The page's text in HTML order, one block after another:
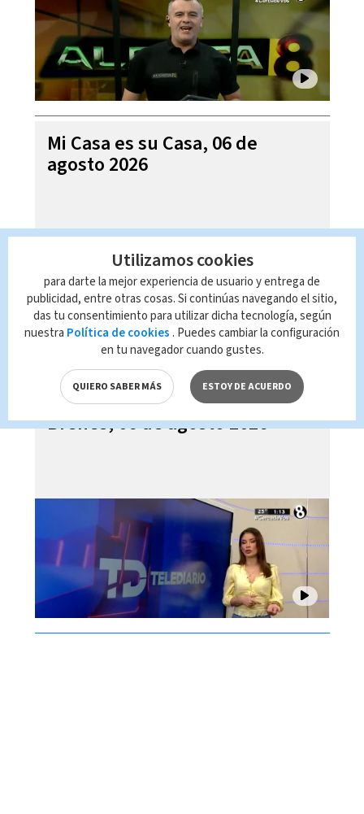
Mi Casa es su Casa, 06 de
agosto 2026
Telediario En Directo con Paula
Brenes, 06 de agosto 2026
Utilizamos cookies
para darte la mejor experiencia de usuario y entrega de
publicidad, entre otras cosas. Si continúas navegando el sitio,
das tu consentimiento para utilizar dicha tecnología, según
nuestra Política de cookies . Puedes cambiar la configuración
en tu navegador cuando gustes.
QUIERO SABER MÁS ESTOY DE ACUERDO